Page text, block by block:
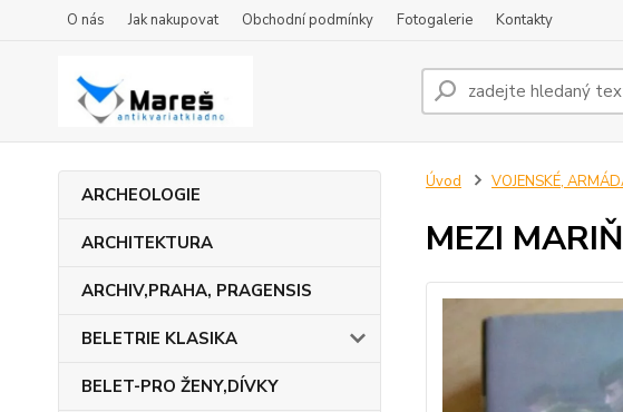
O nás Jak nakupovat Obchodní podmínky Fotogalerie Kontakty
ARCHEOLOGIE
ARCHITEKTURA
ARCHIV,PRAHA, PRAGENSIS
BELETRIE KLASIKA
BELET-PRO ŽENY,DÍVKY
Úvod VOJENSKÉ,
MEZI